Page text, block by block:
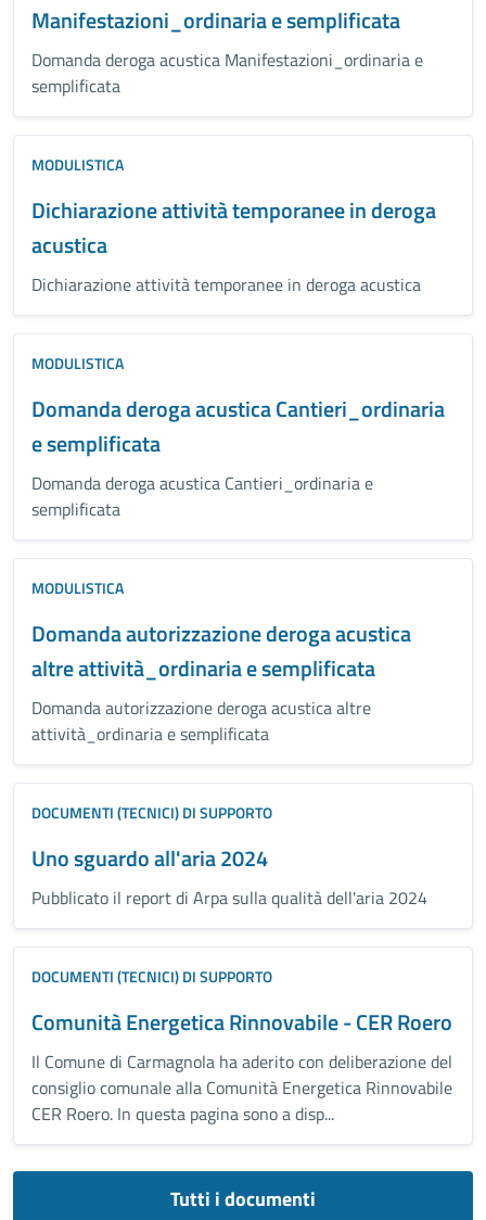
Manifestazioni_ordinaria e semplificata
Domanda deroga acustica Manifestazioni_ordinaria e
semplificata
MODULISTICA
Dichiarazione attività temporanee in deroga
acustica
Dichiarazione attività temporanee in deroga acustica
MODULISTICA
Domanda deroga acustica Cantieri_ordinaria
e semplificata
Domanda deroga acustica Cantieri_ordinaria e
semplificata
MODULISTICA
Domanda autorizzazione deroga acustica
altre attività_ordinaria e semplificata
Domanda autorizzazione deroga acustica altre
attività_ordinaria e semplificata
DOCUMENTI (TECNICI) DI SUPPORTO
Uno sguardo all'aria 2024
Pubblicato il report di Arpa sulla qualità dell'aria 2024
DOCUMENTI (TECNICI) DI SUPPORTO
Comunità Energetica Rinnovabile - CER Roero
Il Comune di Carmagnola ha aderito con deliberazione del
consiglio comunale alla Comunità Energetica Rinnovabile
CER Roero. In questa pagina sono a disp...
Tutti i documenti